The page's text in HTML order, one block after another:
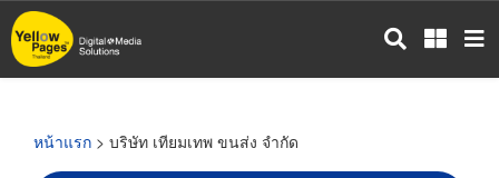
ข้าม
ไป
หน้าแรก > บริษัท เทียมเทพ ขนส่ง จำกัด